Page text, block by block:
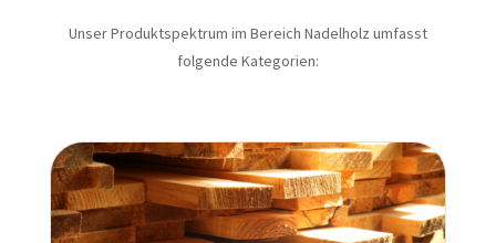
Unser Produktspektrum im Bereich Nadelholz umfasst
folgende Kategorien: